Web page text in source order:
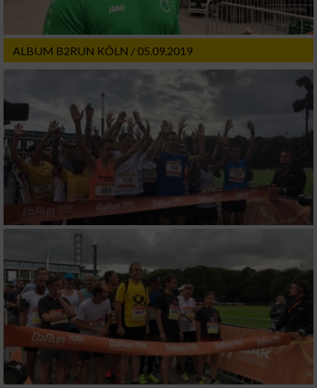
ALBUM B2RUN KÖLN / 05.09.2019